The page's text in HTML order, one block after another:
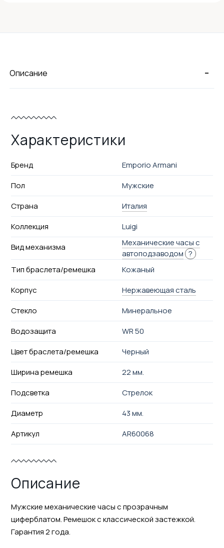
-
Описание
Характеристики
Бренд
Emporio Armani
Пол
Мужские
Страна
Италия
Коллекция
Luigi
Вид механизма
Механические часы с
автоподзаводом ?
Тип браслета/ремешка
Кожаный
Корпус
Нержавеющая сталь
Стекло
Минеральное
Водозащита
WR 50
Цвет браслета/ремешка
Черный
Ширина ремешка
22 мм.
Подсветка
Стрелок
Диаметр
43 мм.
Артикул
AR60068
Описание
Мужские механические часы с прозрачным
циферблатом. Ремешок с классической застежкой.
Гарантия 2 года.